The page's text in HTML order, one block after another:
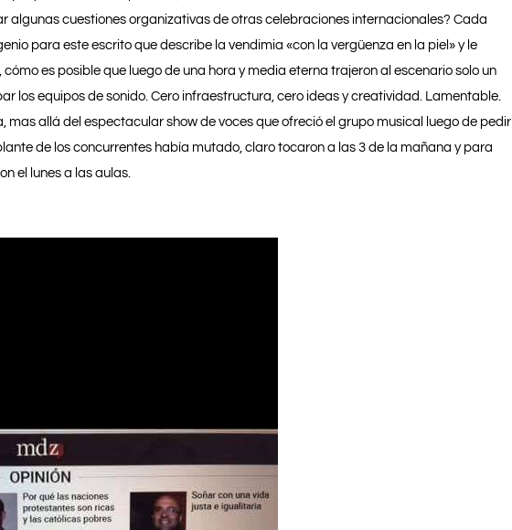
algunas cuestiones organizativas de otras celebraciones internacionales? Cada
para este escrito que describe la vendimia «con la vergüenza en la piel» y le
es posible que luego de una hora y media eterna trajeron al escenario solo un
los equipos de sonido. Cero infraestructura, cero ideas y creatividad. Lamentable.
mas allá del espectacular show de voces que ofreció el grupo musical luego de pedir
de los concurrentes había mutado, claro tocaron a las 3 de la mañana y para
el lunes a las aulas.